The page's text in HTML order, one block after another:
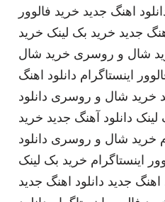
اهنگ جدید خرید فالوور
جدید خرید بک لینک خرید
شال و روسری خرید شال
اینستاگرام دانلود اهنگ
خرید شال و روسری دانلود
لینک دانلود آهنگ جدید خرید
خرید شال و روسری دانلود
اینستاگرام خرید بک لینک
اهنگ جدید دانلود اهنگ جدید